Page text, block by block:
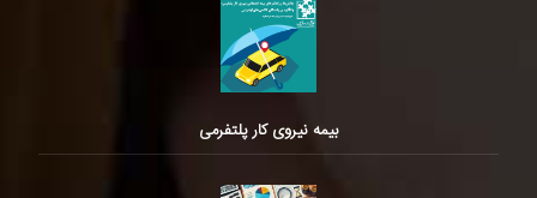
بیمه نیروی کار پلتفرمی